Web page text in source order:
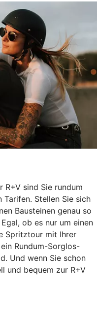
sind Sie rundum
Stellen Sie sich
Bausteinen genau so
ob es nur um einen
Spritztour mit Ihrer
Rundum-Sorglos-
Und wenn Sie schon
und bequem zur R+V